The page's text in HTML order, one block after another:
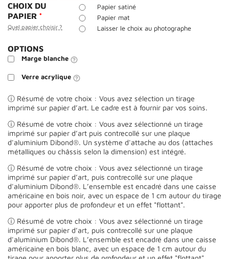
CHOIX DU
PAPIER *
Quel papier choisir ?
Papier satiné
Papier mat
Laisser le choix au photographe
OPTIONS
Marge blanche
Verre acrylique
ⓘ Résumé de votre choix : Vous avez sélection un tirage
imprimé sur papier d’art. Le cadre est à fournir par vos soins.
ⓘ Résumé de votre choix : Vous avez sélectionné un tirage
imprimé sur papier d’art puis contrecollé sur une plaque
d'aluminium Dibond®. Un système d'attache au dos (attaches
métalliques ou châssis selon la dimension) est intégré.
ⓘ Résumé de votre choix : Vous avez sélectionné un tirage
imprimé sur papier d’art, puis contrecollé sur une plaque
d'aluminium Dibond®. L’ensemble est encadré dans une caisse
américaine en bois noir, avec un espace de 1 cm autour du tirage
pour apporter plus de profondeur et un effet "flottant".
ⓘ Résumé de votre choix : Vous avez sélectionné un tirage
imprimé sur papier d’art, puis contrecollé sur une plaque
d'aluminium Dibond®. L’ensemble est encadré dans une caisse
américaine en bois blanc, avec un espace de 1 cm autour du